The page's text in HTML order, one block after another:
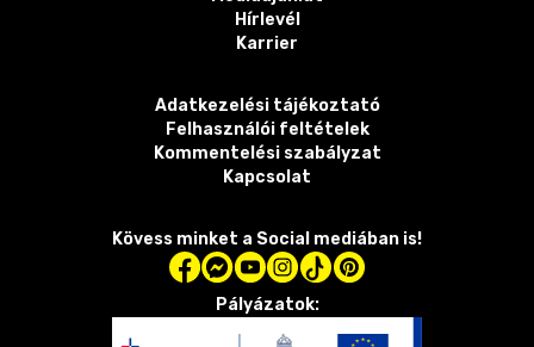
Hírlevél
Karrier
Adatkezelési tájékoztató
Felhasználói feltételek
Kommentelési szabályzat
Kapcsolat
Kövess minket a Social mediában is!
Pályázatok: